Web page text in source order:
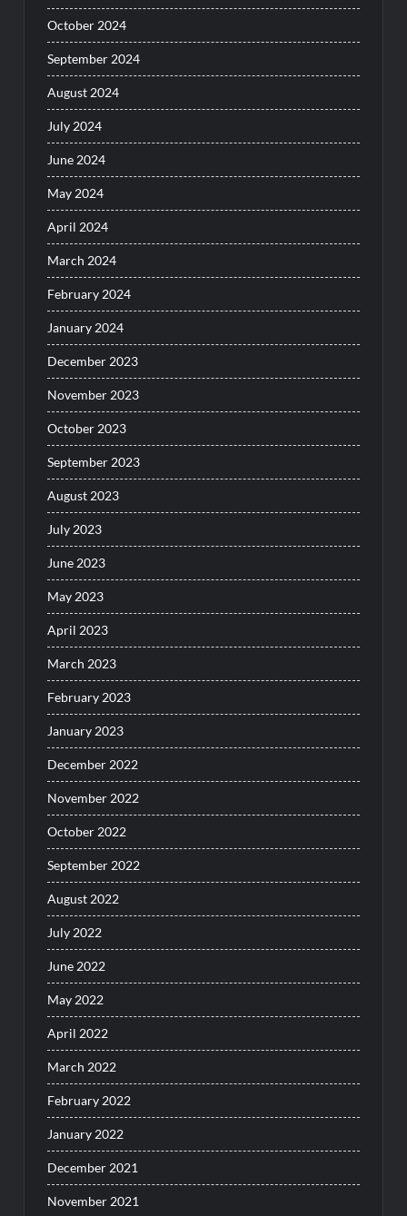
October 2024
September 2024
August 2024
July 2024
June 2024
May 2024
April 2024
March 2024
February 2024
January 2024
December 2023
November 2023
October 2023
September 2023
August 2023
July 2023
June 2023
May 2023
April 2023
March 2023
February 2023
January 2023
December 2022
November 2022
October 2022
September 2022
August 2022
July 2022
June 2022
May 2022
April 2022
March 2022
February 2022
January 2022
December 2021
November 2021